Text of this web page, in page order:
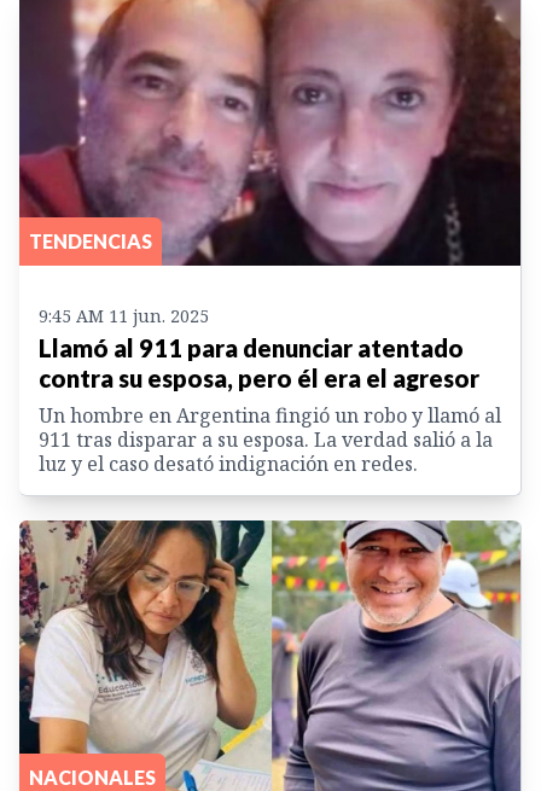
TENDENCIAS
9:45 AM 11 jun. 2025
Llamó al 911 para denunciar atentado
contra su esposa, pero él era el agresor
Un hombre en Argentina fingió un robo y llamó al
911 tras disparar a su esposa. La verdad salió a la
luz y el caso desató indignación en redes.
NACIONALES